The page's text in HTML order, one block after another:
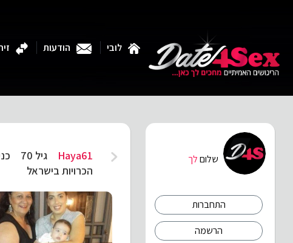
לובי הודעות
Haya61 גיל 70
הכרויות בישראל
שלוםלך
התחברות
הרשמה